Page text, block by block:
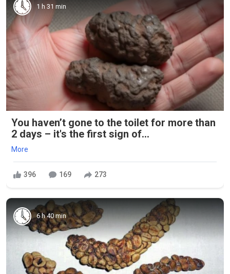
1 h 31 min
You haven’t gone to the toilet for more than
2 days – it's the first sign of...
More
396 169 273
6 h 40 min